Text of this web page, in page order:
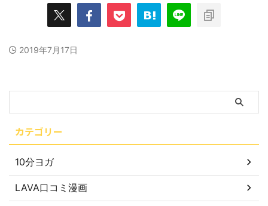
2019年7月17日
カテゴリー
10分ヨガ
LAVA口コミ漫画